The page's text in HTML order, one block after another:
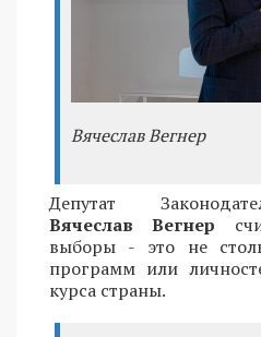
Вячеслав Вегнер
Депутат
Вячеслав Вегнер
выборы - это не
программ или
курса страны.